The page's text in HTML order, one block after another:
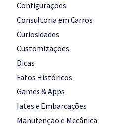
Configurações
Consultoria em Carros
Curiosidades
Customizações
Dicas
Fatos Históricos
Games & Apps
Iates e Embarcações
Manutenção e Mecânica